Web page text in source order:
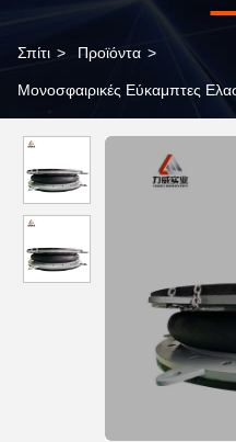
Σπίτι > Προϊόντα >
Μονοσφαιρικές Εύκαμπτες
καουτσούκ με συρματόπλεγμα